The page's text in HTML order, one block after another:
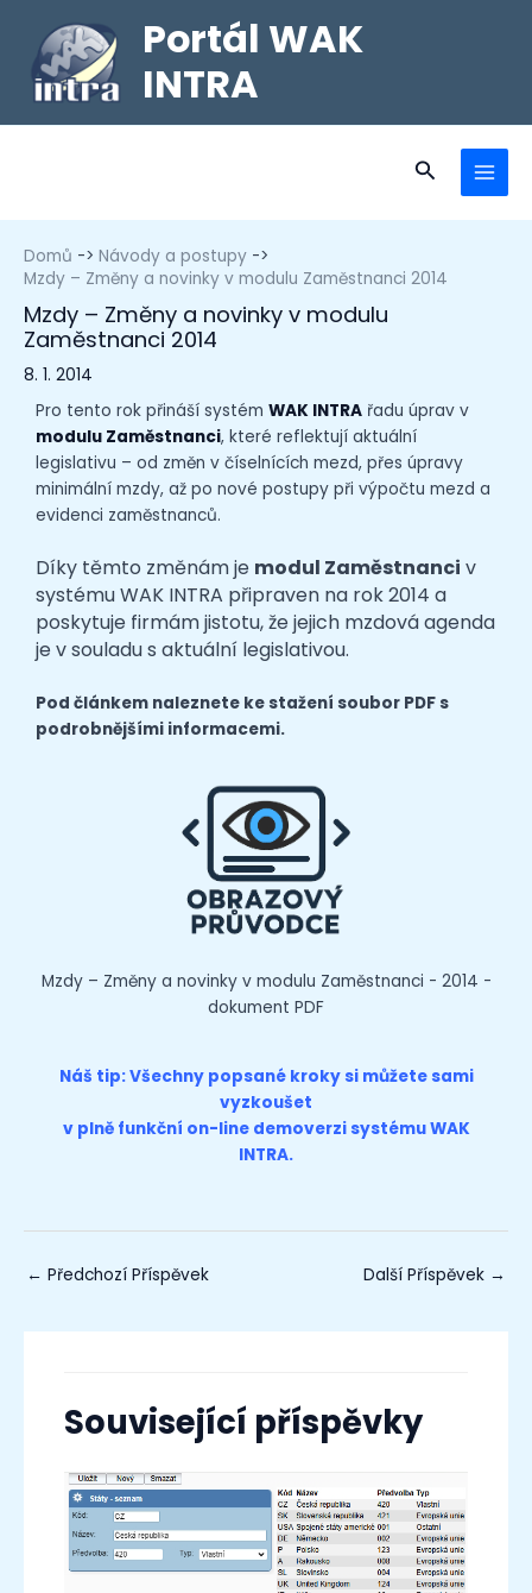
Portál WAK
INTRA
Domů
Návody a postupy
Mzdy – Změny a novinky v modulu Zaměstnanci 2014
Mzdy – Změny a novinky v modulu
Zaměstnanci 2014
8. 1. 2014
Pro tento rok přináší systém WAK INTRA řadu úprav v
modulu Zaměstnanci, které reflektují aktuální
legislativu – od změn v číselnících mezd, přes úpravy
minimální mzdy, až po nové postupy při výpočtu mezd a
evidenci zaměstnanců.
Díky těmto změnám je modul Zaměstnanci v
systému WAK INTRA připraven na rok 2014 a
poskytuje firmám jistotu, že jejich mzdová agenda
je v souladu s aktuální legislativou.
Pod článkem naleznete ke stažení soubor PDF s
podrobnějšími informacemi.
Mzdy – Změny a novinky v modulu Zaměstnanci - 2014 -
dokument PDF
Náš tip: Všechny popsané kroky si můžete sami
vyzkoušet
v plně funkční on-line demoverzisystému WAK
INTRA.
← Předchozí Příspěvek Další Příspěvek →
Související příspěvky